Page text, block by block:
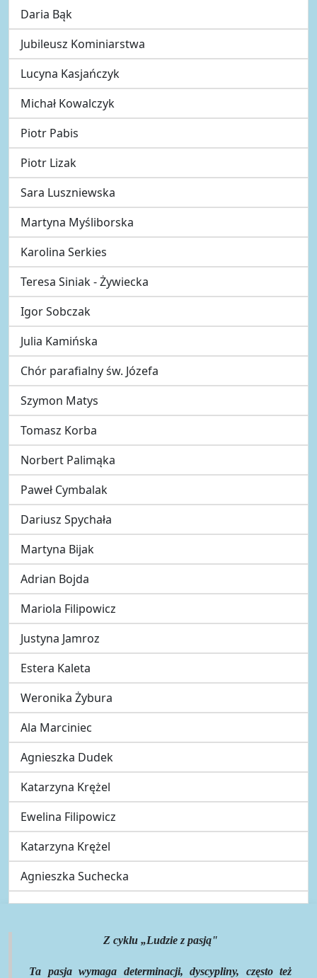
Daria Bąk
Jubileusz Kominiarstwa
Lucyna Kasjańczyk
Michał Kowalczyk
Piotr Pabis
Piotr Lizak
Sara Luszniewska
Martyna Myśliborska
Karolina Serkies
Teresa Siniak - Żywiecka
Igor Sobczak
Julia Kamińska
Chór parafialny św. Józefa
Szymon Matys
Tomasz Korba
Norbert Palimąka
Paweł Cymbalak
Dariusz Spychała
Martyna Bijak
Adrian Bojda
Mariola Filipowicz
Justyna Jamroz
Estera Kaleta
Weronika Żybura
Ala Marciniec
Agnieszka Dudek
Katarzyna Krężel
Ewelina Filipowicz
Katarzyna Krężel
Agnieszka Suchecka
Z cyklu „Ludzie z pasją"
Ta pasja wymaga determinacji, dyscypliny, często też